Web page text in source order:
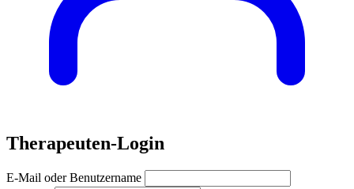
Therapeuten-Login
E-Mail oder Benutzername